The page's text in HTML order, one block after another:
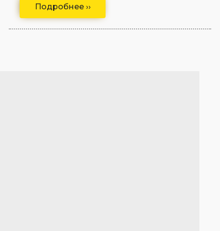
Подробнее ››